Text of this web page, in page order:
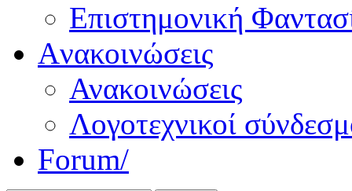
Επιστημονική
Aνακοινώσεις
Ανακοινώσεις
Λογοτεχνικοί
Forum/